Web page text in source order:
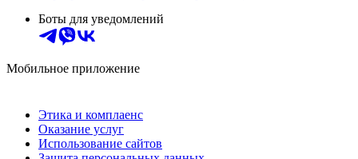
Боты для уведомлений
Мобильное приложение
Этика и комплаенс
Оказание услуг
Использование сайтов